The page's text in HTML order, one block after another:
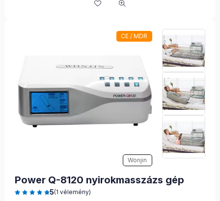
CE / MDR
Wonjin
Power Q-8120 nyirokmasszázs gép
5(1 vélemény)